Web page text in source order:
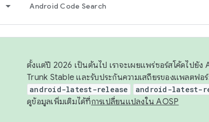
Android Code Search
ตั้งแต่ปี 2026 เป็นต้นไป เราจะเผยแพร่ซอร์สโค้ดไปยั
Trunk Stable และรับประกันความเสถียรของแพลตฟอ
android-latest-release android-latest-
ดูข้อมูลเพิ่มเติมได้ที่การเปลี่ยนแปลงใน AOSP